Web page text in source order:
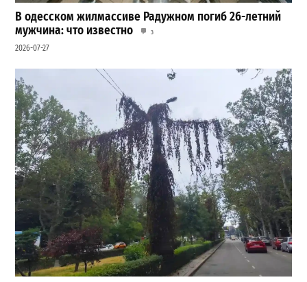
В одесском жилмассиве Радужном погиб 26-летний
мужчина: что известно
3
2026-07-27